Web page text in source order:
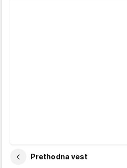
Prethodna vest